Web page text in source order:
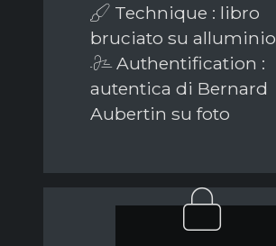
Technique : libro
bruciato su alluminio
Authentification :
autentica di Bernard
Aubertin su foto